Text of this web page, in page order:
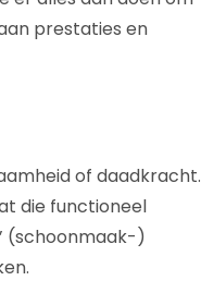
prestaties en
of daadkracht.
die functioneel
(schoonmaak-)